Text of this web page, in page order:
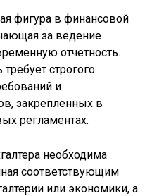
фигура в финансовой
за ведение
отчетность.
строгого
и
закрепленных в
регламентах.
необходима
соответствующим
или экономики, а